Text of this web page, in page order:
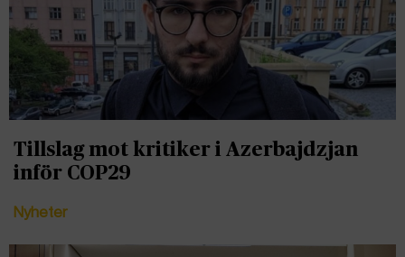
Tillslag mot kritiker i Azerbajdzjan
inför COP29
Nyheter